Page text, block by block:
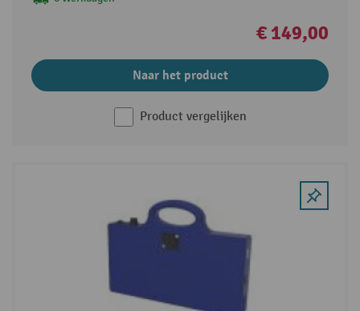
€ 149,00
Naar het product
Product vergelijken